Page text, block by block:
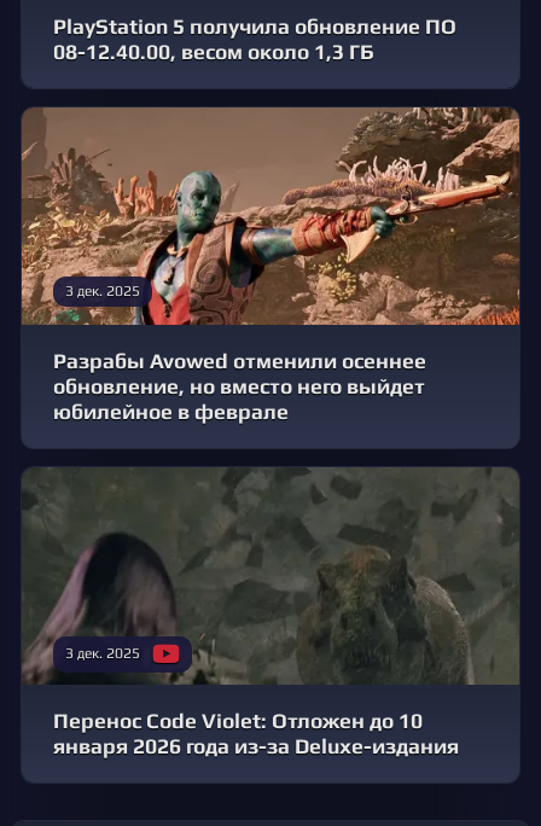
PlayStation 5 получила обновление ПО
08-12.40.00, весом около 1,3 ГБ
3 дек. 2025
Разрабы Avowed отменили осеннее
обновление, но вместо него выйдет
юбилейное в феврале
3 дек. 2025
Перенос Code Violet: Отложен до 10
января 2026 года из-за Deluxe-издания